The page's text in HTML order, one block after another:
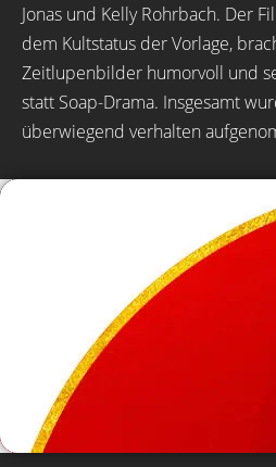
Jonas und Kelly Rohrbach. Der
dem Kultstatus der Vorlage,
Zeitlupenbilder humorvoll und
statt Soap-Drama. Insgesamt
überwiegend verhalten